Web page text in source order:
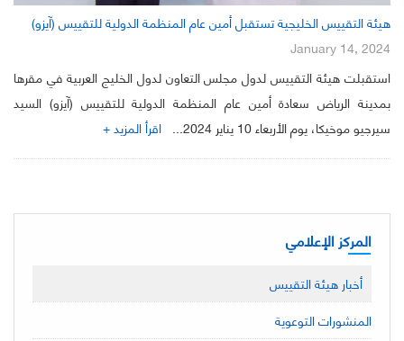
هيئة التقييس الخليجية تستقبل أمين عام المنظمة الدولية للتقييس (آيزو)
January 14, 2024
استقبلت هيئة التقييس لدول مجلس التعاون لدول الخليج العربية في مقرها
بمدينة الرياض سعادة أمين عام المنظمة الدولية للتقييس (آيزو) السيد
سيرجيو موخيكا، يوم الأربعاء 10 يناير 2024...
اقرأ المزيد +
المركز الإعلامي
أخبار هيئة التقييس
المنشورات التوعوية